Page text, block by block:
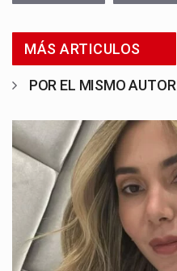
MÁS ARTICULOS
POR EL MISMO AUTOR